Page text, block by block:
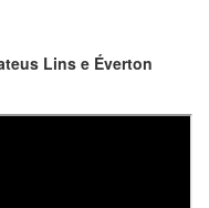
Lins e Éverton